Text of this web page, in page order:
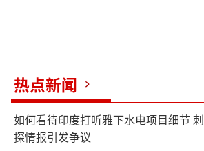
热点新闻
如何看待印度打听雅下水电项目细节 刺
探情报引发争议